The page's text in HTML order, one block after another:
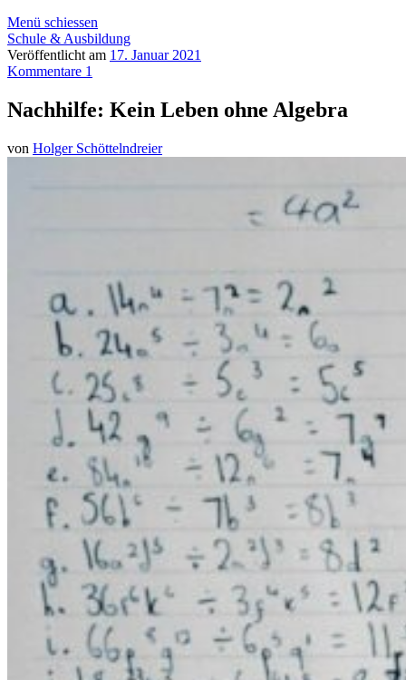
Menü schiessen
Schule & Ausbildung
Veröffentlicht am 17. Januar 2021
Kommentare 1
Nachhilfe: Kein Leben ohne Algebra
von Holger Schöttelndreier